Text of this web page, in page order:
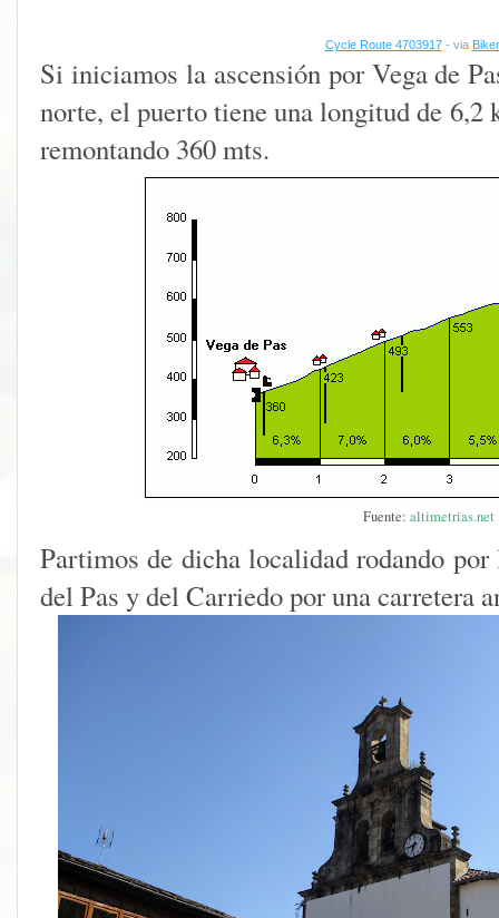
Cycle Route 4703917- via
Si iniciamos la ascensión por Vega de
norte, el puerto tiene una longitud de 6,2
remontando 360 mts.
Fuente: altimetrias.net
Partimos de dicha localidad rodando
del Pas y del Carriedo por una carretera